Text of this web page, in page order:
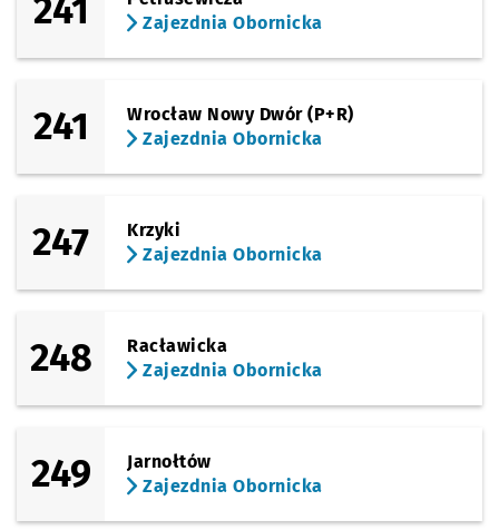
241
Zajezdnia Obornicka
241
Wrocław Nowy Dwór (P+R)
Zajezdnia Obornicka
247
Krzyki
Zajezdnia Obornicka
248
Racławicka
Zajezdnia Obornicka
249
Jarnołtów
Zajezdnia Obornicka